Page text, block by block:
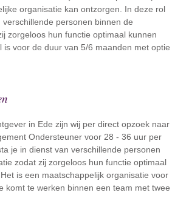
organisatie kan ontzorgen. In deze rol
personen binnen de
zorgeloos hun functie optimaal kunnen
is voor de duur van 5/6 maanden met optie
in Ede zijn wij per direct opzoek naar
Ondersteuner voor 28 - 36 uur per
je in dienst van verschillende personen
zodat zij zorgeloos hun functie optimaal
is een maatschappelijk organisatie voor
komt te werken binnen een team met twee